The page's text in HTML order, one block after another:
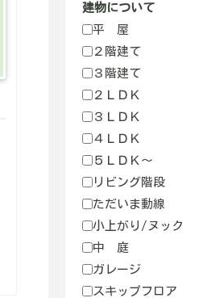
建物について
平 屋
２階建て
３階建て
２ＬＤＫ
３ＬＤＫ
４ＬＤＫ
５ＬＤＫ～
リビング階段
ただいま動線
小上がり/ヌック
中 庭
ガレージ
スキップフロア